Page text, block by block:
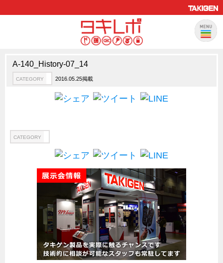
CATEGORY
新製品ロケットニュース
ピックアップ製品
How to 動画
ハイセキュリティ錠前TAKシリーズ
staffシリーズ
CFRP（炭素繊維強化プラスチック）
CATEGORY ソリューション
試作・特注品の事例集
A-140_History-07_14
CATEGORY 2016.05.25掲載
CATEGORY